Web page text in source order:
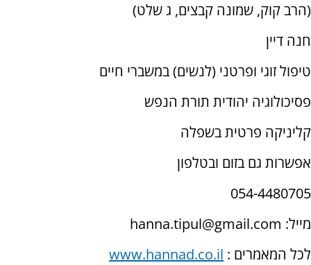
(הרב קוק, שמונה קבצים, ג שלט)
חנה דיין
טיפול זוגי ופרטני (לנשים) במשברי חיים
פסיכולוגיה יהודית תורת הנפש
קליניקה פרטית בשפלה
אפשרות גם בזום ובטלפון
054-4480705
מייל: hanna.tipul@gmail.com
לכל המאמרים : www.hannad.co.il